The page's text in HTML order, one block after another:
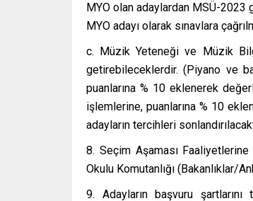
MYO olan adaylardan MSÜ-2023
MYO adayı olarak sınavlara
c. Müzik Yeteneği ve Müzik
getirebileceklerdir. (Piyano ve
puanlarına % 10 eklenerek
işlemlerine, puanlarına % 10
adayların tercihleri
8. Seçim Aşaması
Okulu Komutanlığı (Bakanlıklar/
9. Adayların başvuru